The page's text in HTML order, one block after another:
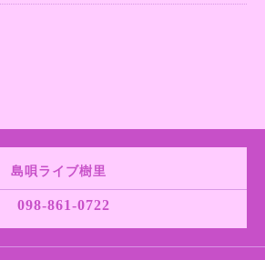
島唄ライブ樹里
098-861-0722